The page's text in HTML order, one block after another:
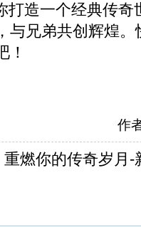
打造一个经典传
与兄弟共创辉煌
！
作
燃你的传奇岁月